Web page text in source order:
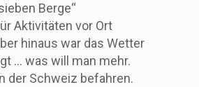
Berge“
Aktivitäten vor Ort
hinaus war das Wetter
… was will man mehr.
der Schweiz befahren.